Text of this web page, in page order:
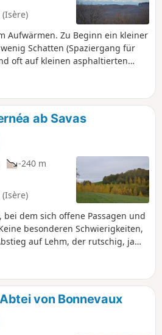
Aufwärmen. Zu Beginn ein kleiner
Schatten (Spaziergang für
oft auf kleinen asphaltierten
ab Savas
-240 m
bei dem sich offene Passagen und
besonderen Schwierigkeiten,
auf Lehm, der rutschig, ja
von Bonnevaux